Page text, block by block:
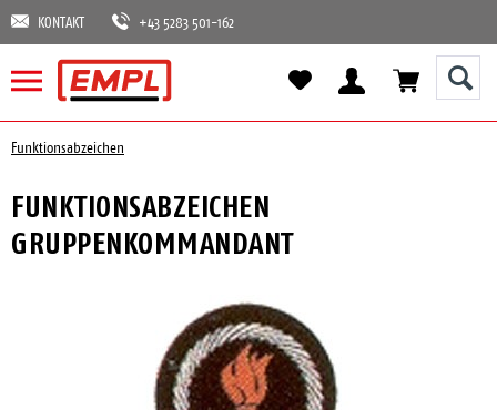
KONTAKT +43 5283 501-162
Funktionsabzeichen
FUNKTIONSABZEICHEN
GRUPPENKOMMANDANT